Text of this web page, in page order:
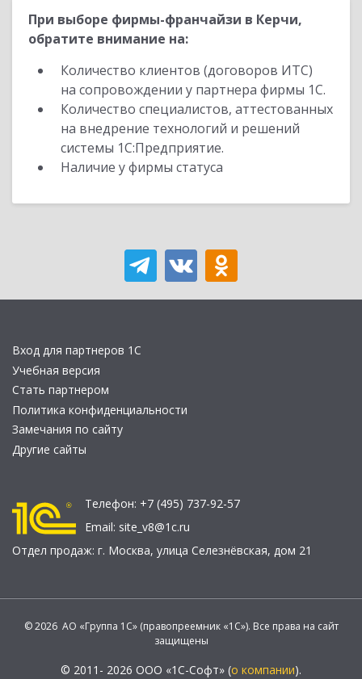
При выборе фирмы-франчайзи в Керчи,
обратите внимание на:
Количество клиентов (договоров ИТС)
на сопровождении у партнера фирмы 1С.
Количество специалистов, аттестованных
на внедрение технологий и решений
системы 1С:Предприятие.
Наличие у фирмы статуса
Вход для партнеров 1С
Учебная версия
Стать партнером
Политика конфиденциальности
Замечания по сайту
Другие сайты
Телефон: +7 (495) 737-92-57
Email: site_v8@1c.ru
Отдел продаж: г. Москва, улица Селезнёвская, дом 21
© 2026 АО «Группа 1С» (правопреемник «1С»). Все права на сайт
защищены
© 2011- 2026 ООО «1С-Софт» (о компании).